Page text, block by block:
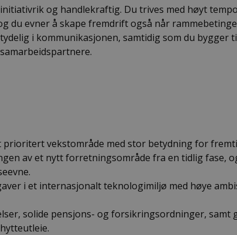
og handlekraftig. Du trives med høyt
du evner å skape fremdrift også når
i kommunikasjonen, samtidig som du bygger
vekstområde med stor betydning for
av et nytt forretningsområde fra en tidlig fase,
i et internasjonalt teknologimiljø med høye
solide pensjons- og forsikringsordninger, samt